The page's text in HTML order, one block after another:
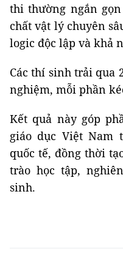
thi thường ngắn
chất vật lý chuyên
logic độc lập và khả
Các thí sinh trải qua
nghiệm, mỗi phần
Kết quả này góp
giáo dục Việt Nam
quốc tế, đồng thời
trào học tập,
sinh.